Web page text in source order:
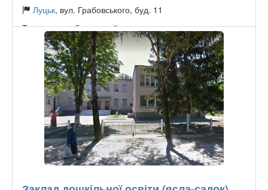
Луцьк, вул. Грабовського, буд. 11
Тип садочку:Державний